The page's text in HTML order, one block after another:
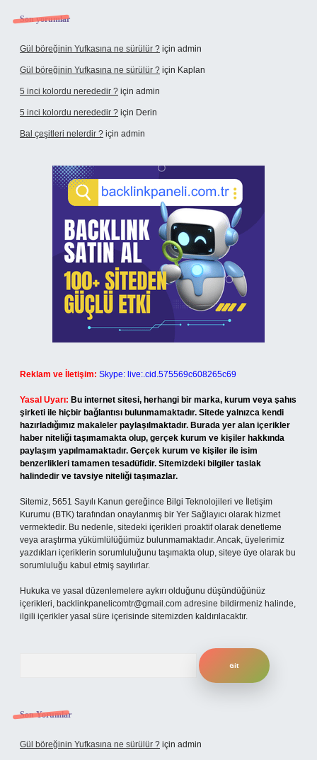
Son yorumlar
Gül böreğinin Yufkasına ne sürülür ? için admin
Gül böreğinin Yufkasına ne sürülür ? için Kaplan
5 inci kolordu nerededir ? için admin
5 inci kolordu nerededir ? için Derin
Bal çeşitleri nelerdir ? için admin
Reklam ve İletişim: Skype: live:.cid.575569c608265c69
Yasal Uyarı: Bu internet sitesi, herhangi bir marka, kurum veya şahıs
şirketi ile hiçbir bağlantısı bulunmamaktadır. Sitede yalnızca kendi
hazırladığımız makaleler paylaşılmaktadır. Burada yer alan içerikler
haber niteliği taşımamakta olup, gerçek kurum ve kişiler hakkında
paylaşım yapılmamaktadır. Gerçek kurum ve kişiler ile isim
benzerlikleri tamamen tesadüfidir. Sitemizdeki bilgiler taslak
halindedir ve tavsiye niteliği taşımazlar.
Sitemiz, 5651 Sayılı Kanun gereğince Bilgi Teknolojileri ve İletişim
Kurumu (BTK) tarafından onaylanmış bir Yer Sağlayıcı olarak hizmet
vermektedir. Bu nedenle, sitedeki içerikleri proaktif olarak denetleme
veya araştırma yükümlülüğümüz bulunmamaktadır. Ancak, üyelerimiz
yazdıkları içeriklerin sorumluluğunu taşımakta olup, siteye üye olarak bu
sorumluluğu kabul etmiş sayılırlar.
Hukuka ve yasal düzenlemelere aykırı olduğunu düşündüğünüz
içerikleri, backlinkpanelicomtr@gmail.com adresine bildirmeniz halinde,
ilgili içerikler yasal süre içerisinde sitemizden kaldırılacaktır.
Son Yorumlar
Gül böreğinin Yufkasına ne sürülür ? için admin